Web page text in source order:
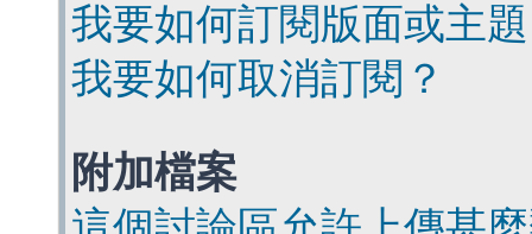
我要如何訂閱版面或主
我要如何取消訂閱？
附加檔案